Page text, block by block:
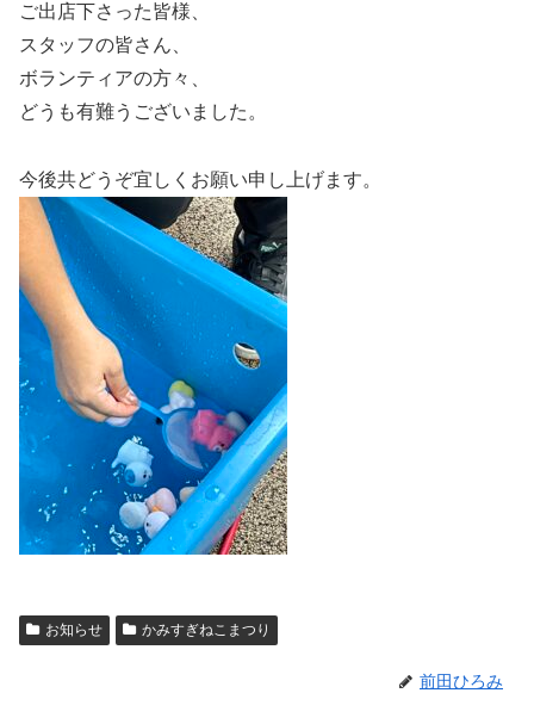
ご出店下さった皆様、
スタッフの皆さん、
ボランティアの方々、
どうも有難うございました。
今後共どうぞ宜しくお願い申し上げます。
お知らせ かみすぎねこまつり
前田ひろみ